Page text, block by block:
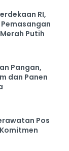
RI,
Putih
Pangan,
dan Panen
Pos